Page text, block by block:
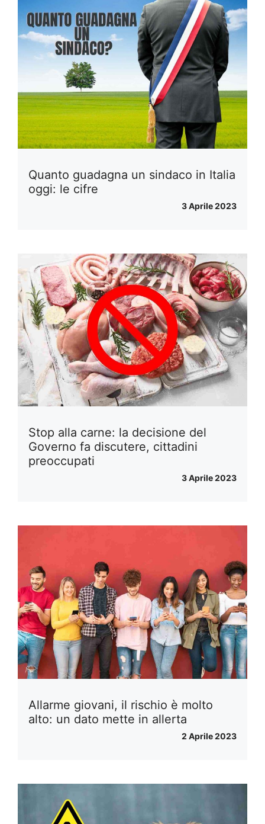
Quanto guadagna un sindaco in Italia
oggi: le cifre
3 Aprile 2023
Stop alla carne: la decisione del
Governo fa discutere, cittadini
preoccupati
3 Aprile 2023
Allarme giovani, il rischio è molto
alto: un dato mette in allerta
2 Aprile 2023